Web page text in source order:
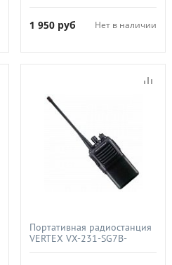
1 950 руб Нет в наличии
Портативная радиостанция
VERTEX VX-231-SG7B-